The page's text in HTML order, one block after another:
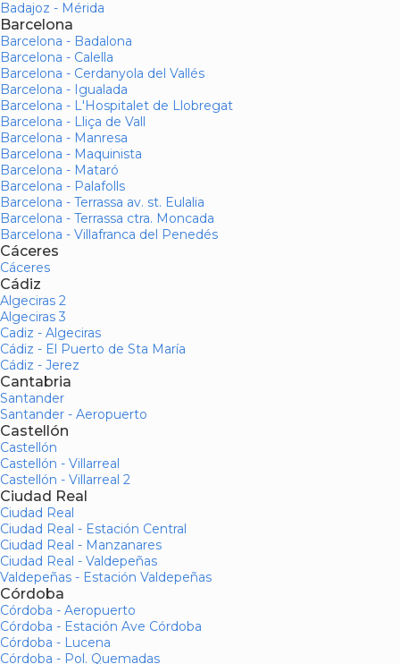
Badajoz - Mérida
Barcelona
Barcelona - Badalona
Barcelona - Calella
Barcelona - Cerdanyola del Vallés
Barcelona - Igualada
Barcelona - L'Hospitalet de Llobregat
Barcelona - Lliça de Vall
Barcelona - Manresa
Barcelona - Maquinista
Barcelona - Mataró
Barcelona - Palafolls
Barcelona - Terrassa av. st. Eulalia
Barcelona - Terrassa ctra. Moncada
Barcelona - Villafranca del Penedés
Cáceres
Cáceres
Cádiz
Algeciras 2
Algeciras 3
Cadiz - Algeciras
Cádiz - El Puerto de Sta María
Cádiz - Jerez
Cantabria
Santander
Santander - Aeropuerto
Castellón
Castellón
Castellón - Villarreal
Castellón - Villarreal 2
Ciudad Real
Ciudad Real
Ciudad Real - Estación Central
Ciudad Real - Manzanares
Ciudad Real - Valdepeñas
Valdepeñas - Estación Valdepeñas
Córdoba
Córdoba - Aeropuerto
Córdoba - Estación Ave Córdoba
Córdoba - Lucena
Córdoba - Pol. Quemadas